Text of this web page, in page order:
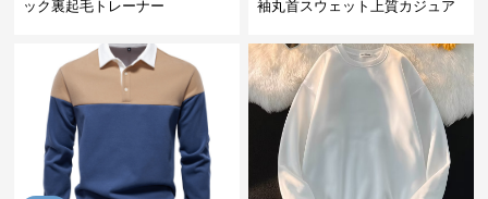
ック裏起毛トレーナー
袖丸首スウェット上質カジュア